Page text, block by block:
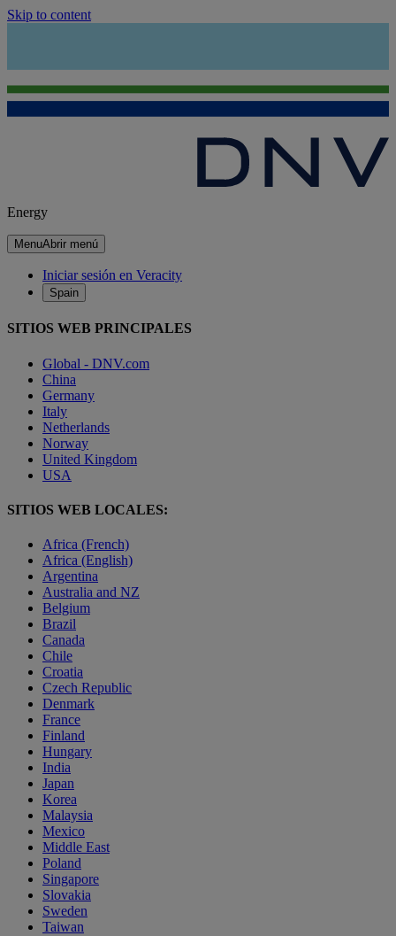
Skip to content
Energy
MenuAbrir menú
Iniciar sesión en Veracity
Spain
SITIOS WEB PRINCIPALES
Global - DNV.com
China
Germany
Italy
Netherlands
Norway
United Kingdom
USA
SITIOS WEB LOCALES:
Africa (French)
Africa (English)
Argentina
Australia and NZ
Belgium
Brazil
Canada
Chile
Croatia
Czech Republic
Denmark
France
Finland
Hungary
India
Japan
Korea
Malaysia
Mexico
Middle East
Poland
Singapore
Slovakia
Sweden
Taiwan